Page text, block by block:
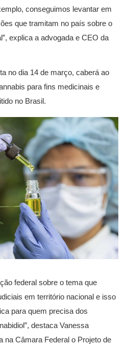
conseguimos levantar em
que tramitam no país sobre o
explica a advogada e CEO da
no dia 14 de março, caberá ao
para fins medicinais e
no Brasil.
federal sobre o tema que
em território nacional e isso
para quem precisa dos
destaca Vanessa
na Câmara Federal o Projeto de